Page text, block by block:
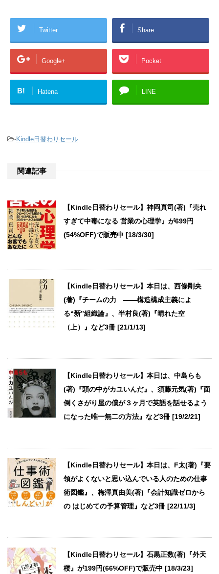
Twitter Share
Google+ Pocket
B! Hatena LINE
-Kindle日替わりセール
関連記事
【Kindle日替わりセール】神岡真司(著)『売れ
すぎて中毒になる 営業の心理学』が699円
(54%OFF)で販売中 [18/3/30]
【Kindle日替わりセール】本日は、西條剛央
(著)『チームの力 ――構造構成主義によ
る“新”組織論』、半村良(著)『晴れた空
（上）』など3冊 [21/1/13]
【Kindle日替わりセール】本日は、中島らも
(著)『頭の中がカユいんだ』、須藤元気(著)『面
倒くさがり屋の僕が３ヶ月で英語を話せるよう
になった唯一無二の方法』など3冊 [19/2/21]
【Kindle日替わりセール】本日は、F太(著)『要
領がよくないと思い込んでいる人のための仕事
術図鑑』、梅澤真由美(著)『会計知識ゼロから
の はじめての予算管理』など3冊 [22/11/3]
【Kindle日替わりセール】石黒正数(著)『外天
楼』が199円(66%OFF)で販売中 [18/3/23]